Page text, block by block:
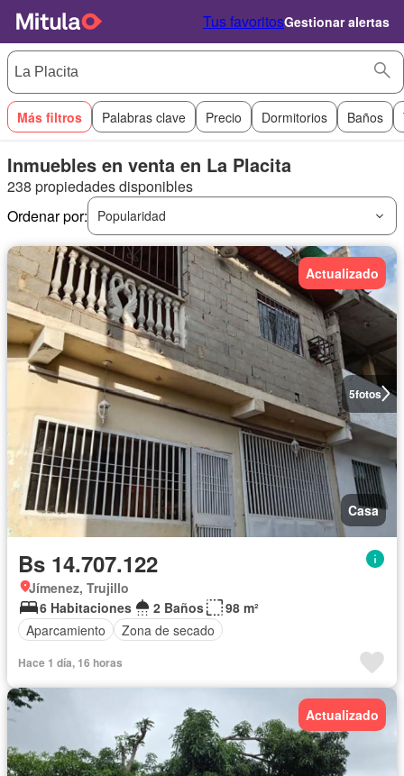
Tus favoritosGestionar alertas
Más filtros Palabras clave Precio Dormitorios Baños
Inmuebles en venta en La Placita
238 propiedades disponibles
Ordenar por:
Popularidad
5fotos
Actualizado
Casa
Bs 14.707.122
Jímenez, Trujillo
6 Habitaciones
2 Baños
98 m²
Aparcamiento
Zona de secado
Hace 1 día, 16 horas
Actualizado